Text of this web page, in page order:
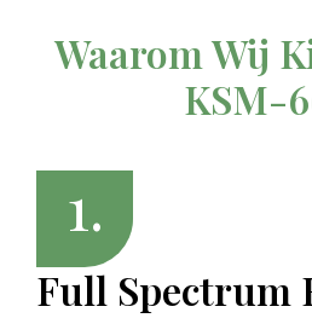
Waarom Wij
KSM-
1.
Full Spectrum